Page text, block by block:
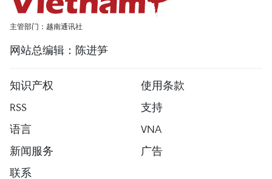
主管部门：越南通讯社
网站总编辑：陈进笋
知识产权
使用条款
RSS
支持
语言
VNA
新闻服务
广告
联系